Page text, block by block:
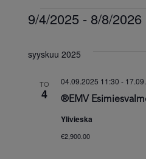
Tapahtumat
9/4/2025 - 8/8/2026
päivä.
syyskuu 2025
TO
4 ®EMV
04.09.2025 11:30 -
Ylivieska
€2,900.00